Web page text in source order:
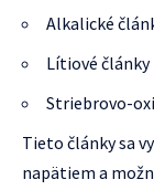
Alkalické
Lítiové články
Striebrovo-
Tieto články sa
napätiem a